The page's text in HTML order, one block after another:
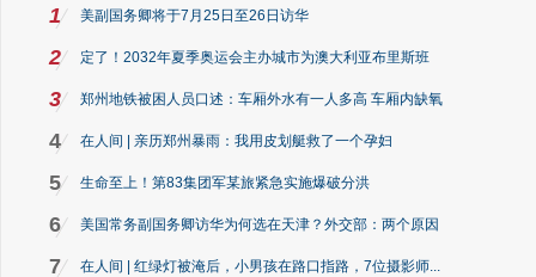
1 美副国务卿将于7月25日至26日访华
2 定了！2032年夏季奥运会主办城市为澳大利亚布里斯班
3 郑州地铁被困人员口述：车厢外水有一人多高 车厢内缺氧
4 在人间 | 亲历郑州暴雨：我用皮划艇救了一个孕妇
5 生命至上！第83集团军某旅紧急实施爆破分洪
6 美国常务副国务卿访华为何选在天津？外交部：两个原因
7 在人间 | 红绿灯被淹后，小男孩在路口指路，7位摄影师...